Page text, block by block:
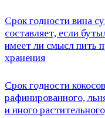
Срок годности вина
составляет, если
имеет ли смысл пить
хранения
Срок годности
рафинированного,
и иного